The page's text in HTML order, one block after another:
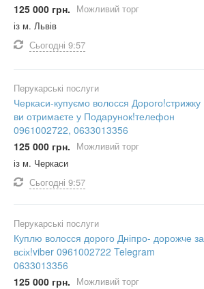
125 000 грн. Можливий торг
із м. Львів
Сьогодні 9:57
Перукарські послуги
Черкаси-купуємо волосся Дорого!стрижку
ви отримаєте у Подарунок!телефон
0961002722, 0633013356
125 000 грн. Можливий торг
із м. Черкаси
Сьогодні 9:57
Перукарські послуги
Куплю волосся дорого Дніпро- дорожче за
всіх!viber 0961002722 Telegram
0633013356
125 000 грн. Можливий торг